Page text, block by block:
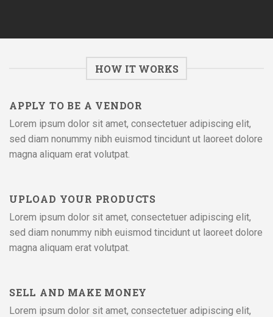
HOW IT WORKS
APPLY TO BE A VENDOR
Lorem ipsum dolor sit amet, consectetuer adipiscing elit,
sed diam nonummy nibh euismod tincidunt ut laoreet dolore
magna aliquam erat volutpat.
UPLOAD YOUR PRODUCTS
Lorem ipsum dolor sit amet, consectetuer adipiscing elit,
sed diam nonummy nibh euismod tincidunt ut laoreet dolore
magna aliquam erat volutpat.
SELL AND MAKE MONEY
Lorem ipsum dolor sit amet, consectetuer adipiscing elit,